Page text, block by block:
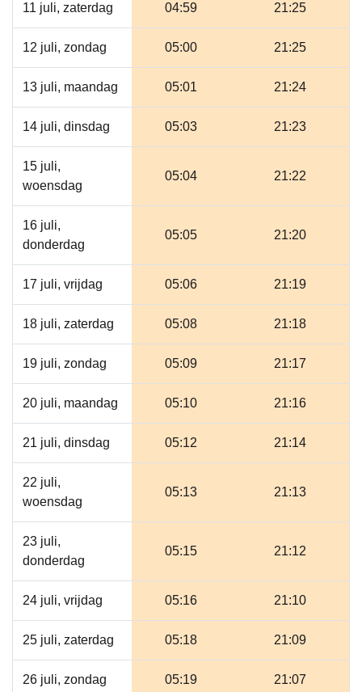
11 juli, zaterdag 04:59 21:25
12 juli, zondag 05:00 21:25
13 juli, maandag 05:01 21:24
14 juli, dinsdag 05:03 21:23
15 juli,
woensdag
05:04 21:22
16 juli,
donderdag
05:05 21:20
17 juli, vrijdag 05:06 21:19
18 juli, zaterdag 05:08 21:18
19 juli, zondag 05:09 21:17
20 juli, maandag 05:10 21:16
21 juli, dinsdag 05:12 21:14
22 juli,
woensdag
05:13 21:13
23 juli,
donderdag
05:15 21:12
24 juli, vrijdag 05:16 21:10
25 juli, zaterdag 05:18 21:09
26 juli, zondag 05:19 21:07